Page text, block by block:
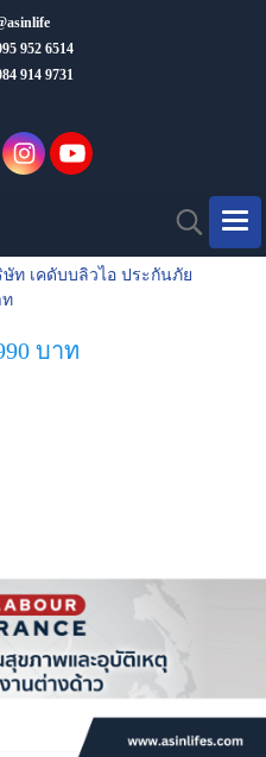
952 6514
914 9731
ษัท เคดับบลิวไอ ประกันภัย
ท
บาท